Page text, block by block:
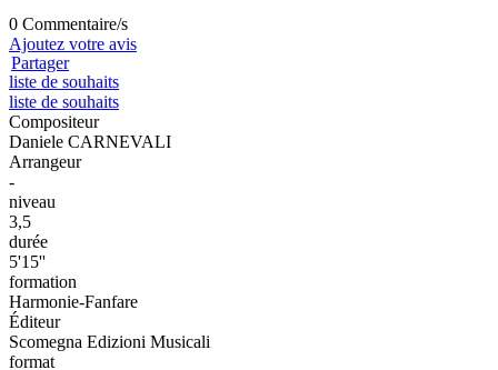
0 Commentaire/s
Ajoutez votre avis
Partager
liste de souhaits
liste de souhaits
Compositeur
Daniele CARNEVALI
Arrangeur
-
niveau
3,5
durée
5'15''
formation
Harmonie-Fanfare
Éditeur
Scomegna Edizioni Musicali
format